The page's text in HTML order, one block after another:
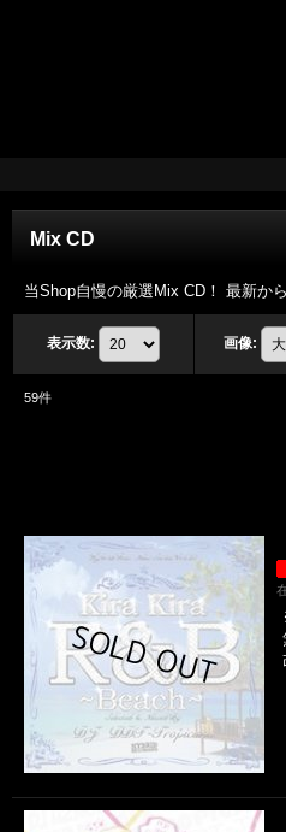
Mix CD
当Shop自慢の厳選Mix CD！ 最新か
表示数: 画像:
59件